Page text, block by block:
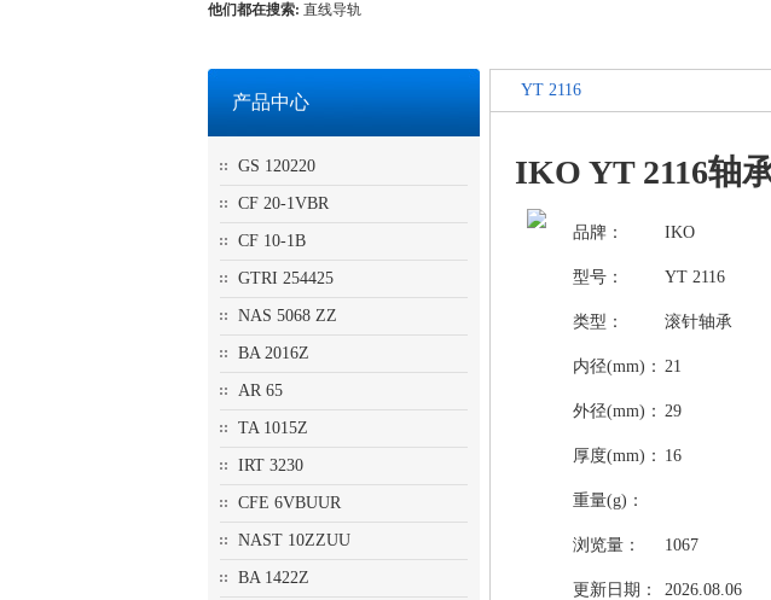
他们都在搜索: 直线导轨
产品中心
GS 120220
CF 20-1VBR
CF 10-1B
GTRI 254425
NAS 5068 ZZ
BA 2016Z
AR 65
TA 1015Z
IRT 3230
CFE 6VBUUR
NAST 10ZZUU
BA 1422Z
YT 2116
IKO YT 2116轴
品牌： IKO
型号： YT 2116
类型： 滚针轴承
内径(mm)： 21
外径(mm)： 29
厚度(mm)： 16
重量(g)：
浏览量： 1067
更新日期： 2026.08.06